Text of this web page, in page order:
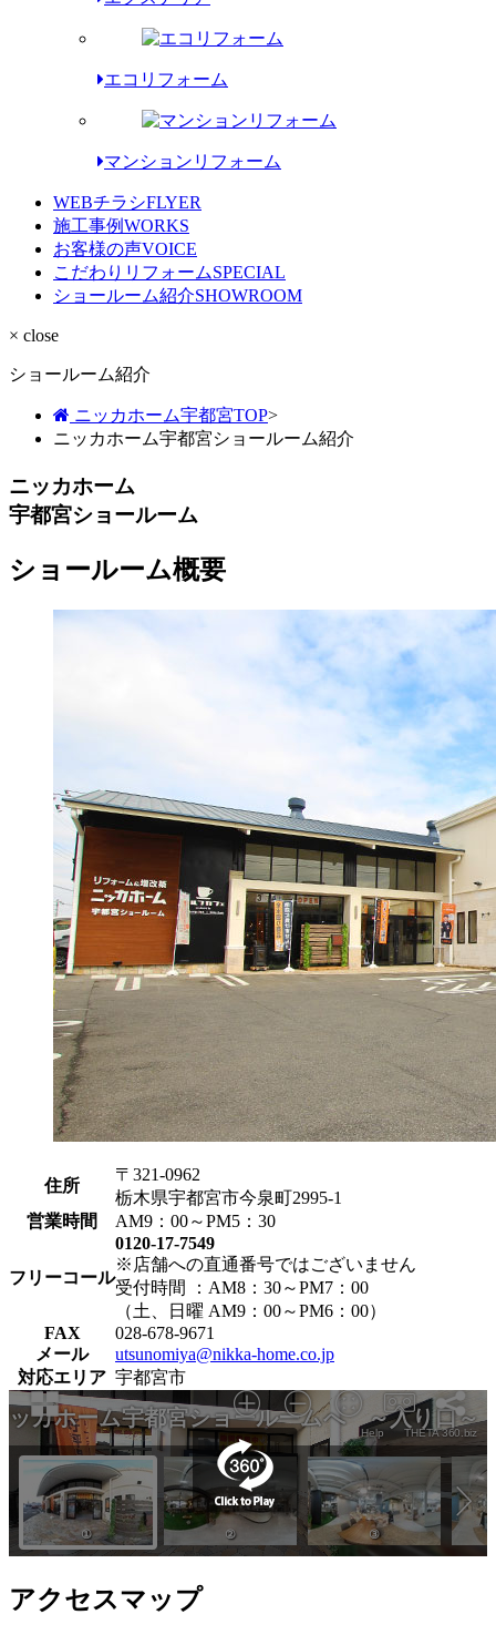
エコリフォーム
マンションリフォーム
WEBチラシFLYER
施工事例WORKS
お客様の声VOICE
こだわりリフォームSPECIAL
ショールーム紹介SHOWROOM
× close
ショールーム紹介
ニッカホーム宇都宮TOP>
ニッカホーム宇都宮ショールーム紹介
ニッカホーム
宇都宮ショールーム
ショールーム概要
住所
〒321-0962
栃木県宇都宮市今泉町2995-1
営業時間
AM9：00～PM5：30
フリーコール
0120-17-7549
※店舗への直通番号ではございません
受付時間 ：AM8：30～PM7：00
（土、日曜 AM9：00～PM6：00）
FAX
028-678-9671
メール
utsunomiya@nikka-home.co.jp
対応エリア 宇都宮市
アクセスマップ